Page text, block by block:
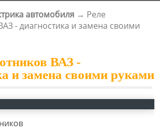
автомобиля → Реле
- диагностика и замена своими
ВАЗ -
и замена своими руками